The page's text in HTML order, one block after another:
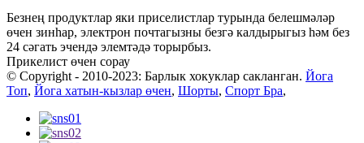
Безнең продуктлар яки приселистлар турында белешмәләр
өчен зинһар, электрон почтагызны безгә калдырыгыз һәм без
24 сәгать эчендә элемтәдә торырбыз.
Прикелист өчен сорау
© Copyright - 2010-2023: Барлык хокуклар сакланган. Йога
Топ, Йога хатын-кызлар өчен, Шорты, Спорт Бра,